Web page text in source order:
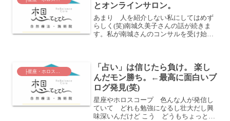
とオンラインサロン。
あまり 人を紹介しない私にしてはめず
らしく(笑)南城久美子さんの話が続きま
す。私が南城さんのコンサルを受け始め
ね。そもそも 「コンサ...
「占い」は信じたら負け。 楽し
んだモン勝ち。←最高に面白いブ
ログ発見(笑)
星座やホロスコープ 色んな人が発信し
ていて どれも勉強になるし壮大だし興
味深いんだけど こう どうもちょっと